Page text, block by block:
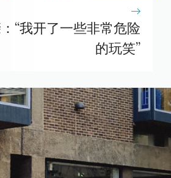
“我开了一些非常危险
的玩笑”